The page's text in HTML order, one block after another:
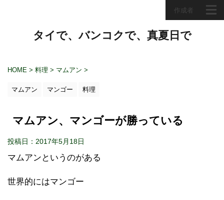
作成者
タイで、バンコクで、真夏日で
HOME > 料理 > マムアン >
マムアン マンゴー 料理
マムアン、マンゴーが勝っている
投稿日：2017年5月18日
マムアンというのがある
世界的にはマンゴー